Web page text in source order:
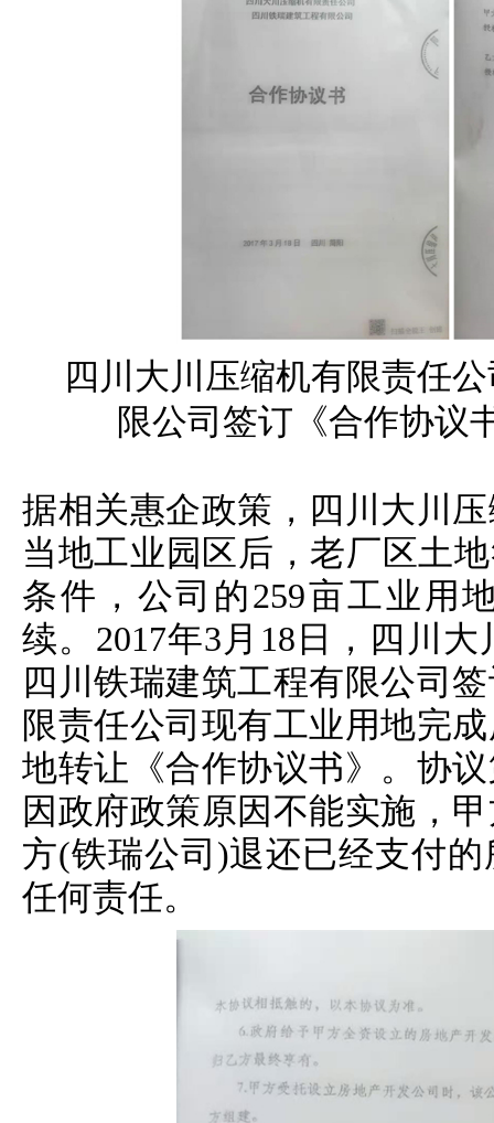
四川大川压缩机有限责任
限公司签订《合作协议
据相关惠企政策，四川大川
当地工业园区后，老厂区土
条件，公司的259亩工业用
续。2017年3月18日，四川
四川铁瑞建筑工程有限公司
限责任公司现有工业用地完
地转让《合作协议书》。协
因政府政策原因不能实施，
方(铁瑞公司)退还已经支付
任何责任。